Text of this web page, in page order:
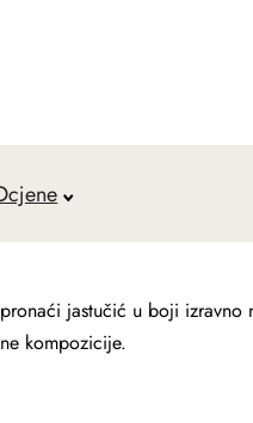
jastučić u boji izravno
kompozicije.